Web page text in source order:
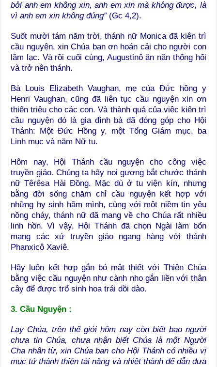
bởi anh em không xin, anh em xin mà không được, là
vì anh em xin không đúng”(Gc 4,2).
Suốt mười tám năm trời, thánh nữ Monica đã kiên trì
cầu nguyện, xin Chúa ban ơn hoán cải cho người con
lầm lạc. Và rồi cuối cùng, Augustinô ăn năn thống hối
và trở nên thánh.
Bà Louis Elizabeth Vaughan, mẹ của Đức hồng y
Henri Vaughan, cũng đã liên tục cầu nguyện xin ơn
thiên triệu cho các con. Và thành quả của việc kiên trì
cầu nguyện đó là gia đình bà đã đóng góp cho Hội
Thánh: Một Đức Hồng y, một Tổng Giám mục, ba
Linh mục và năm Nữ tu.
Hôm nay, Hội Thánh cầu nguyện cho công việc
truyền giáo. Chúng ta hãy noi gương bắt chước thánh
nữ Têrêsa Hài Đồng. Mặc dù ở tu viện kín, nhưng
bằng đời sống chăm chỉ cầu nguyện kết hợp với
những hy sinh hãm mình, cùng với một niềm tin yêu
nồng cháy, thánh nữ đã mang về cho Chúa rất nhiều
linh hồn. Vì vậy, Hội Thánh đã chọn Ngài làm bổn
mạng các xứ truyền giáo ngang hàng với thánh
Phanxicô Xaviê.
Hãy luôn kết hợp gắn bó mật thiết với Thiên Chúa
bằng việc cầu nguyện như cành nho gắn liền với thân
cây để được trổ sinh hoa trái dồi dào.
3. Cầu Nguyện :
Lạy Chúa, trên thế giới hôm nay còn biết bao người
chưa tin Chúa, chưa nhận biết Chúa là một Người
Cha nhân từ, xin Chúa ban cho Hội Thánh có nhiều vị
mục tử thánh thiện tài năng và nhiệt thành để dẫn đưa